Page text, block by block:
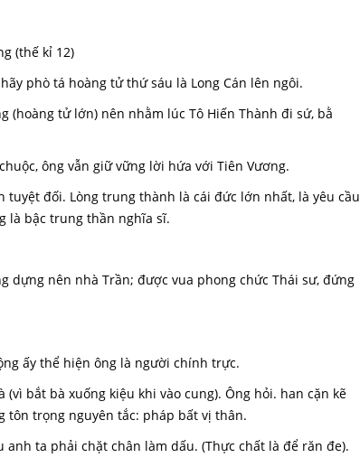
(thế kỉ 12)
phò tá hoàng tử thứ sáu là Long Cán lên ngôi.
tử lớn) nên nhằm lúc Tô Hiến Thành đi sứ, bằ
ông vẫn giữ vững lời hứa với Tiên Vương.
đối. Lòng trung thành là cái đức lớn nhất, là yêu cầu
là bậc trung thần nghĩa sĩ.
nên nhà Trần; được vua phong chức Thái sư, đứng
ấy thể hiện ông là người chính trực.
bắt bà xuống kiệu khi vào cung). Ông hỏi. han cặn kẽ
tôn trọng nguyên tắc: pháp bất vị thân.
ta phải chặt chân làm dấu. (Thực chất là để răn đe).